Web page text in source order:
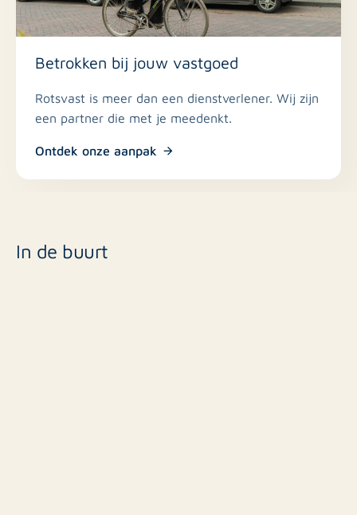
Betrokken bij jouw vastgoed
Rotsvast is meer dan een dienstverlener. Wij zijn
een partner die met je meedenkt.
Ontdek onze aanpak
In de buurt